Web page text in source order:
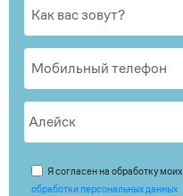
Я согласен на обработку моих
обработки персональных данных